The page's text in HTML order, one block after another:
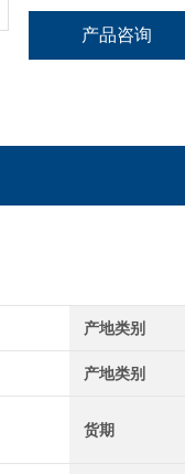
产品咨询
产地类别
产地类别
货期